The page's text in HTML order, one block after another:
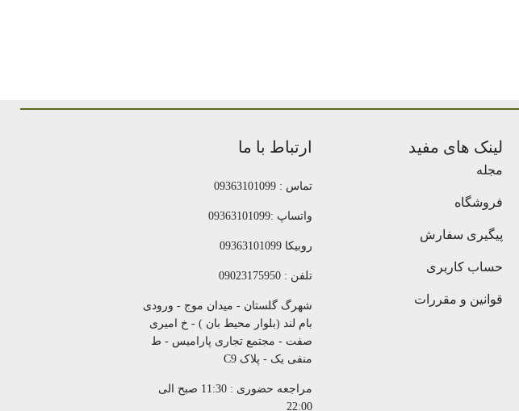
لینک های مفید
مجله
فروشگاه
پیگیری سفارش
حساب کاربری
قوانین و مقررات
ارتباط با ما
تماس : 09363101099
واتساپ :09363101099
روبیکا 09363101099
تلفن : 09023175950
شهرگ گلستان - میدان موج - ورودی
بام لند (بلوار محیط بان ) - خ امیری
صفت - مجتمع تجاری پارامیس - ط
منفی یک - پلاک C9
مراجعه حضوری : 11:30 صبح الی
22:00